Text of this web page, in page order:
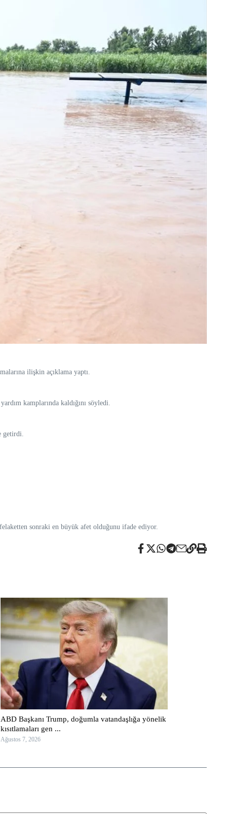
ilişkin açıklama yaptı.
kamplarında kaldığını söyledi.
getirdi.
sonraki en büyük afet olduğunu ifade ediyor.
ABD Başkanı Trump, doğumla vatandaşlığa yönelik
kısıtlamaları gen ...
Ağustos 7, 2026